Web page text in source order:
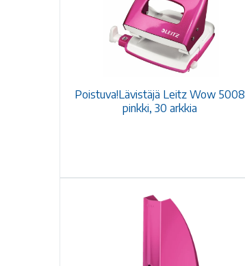
Poistuva!Lävistäjä Leitz Wow 5008
pinkki, 30 arkkia